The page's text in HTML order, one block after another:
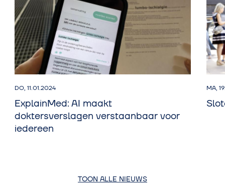
DO, 11.01.2024
ExplainMed: AI maakt
doktersverslagen verstaanbaar voor
iedereen
MA,
TOON ALLE NIEUWS